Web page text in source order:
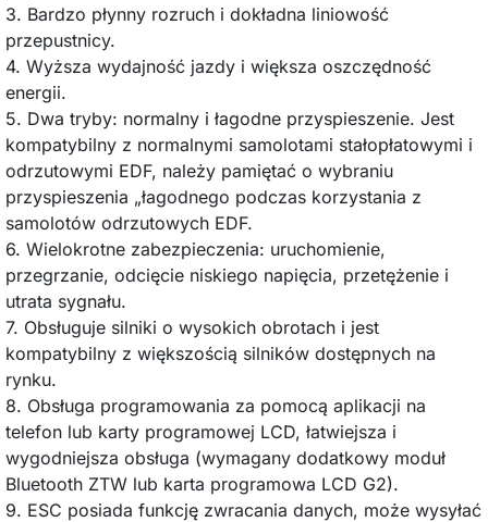
3. Bardzo płynny rozruch i dokładna liniowość
przepustnicy.
4. Wyższa wydajność jazdy i większa oszczędność
energii.
5. Dwa tryby: normalny i łagodne przyspieszenie. Jest
kompatybilny z normalnymi samolotami stałopłatowymi i
odrzutowymi EDF, należy pamiętać o wybraniu
przyspieszenia „łagodnego podczas korzystania z
samolotów odrzutowych EDF.
6. Wielokrotne zabezpieczenia: uruchomienie,
przegrzanie, odcięcie niskiego napięcia, przetężenie i
utrata sygnału.
7. Obsługuje silniki o wysokich obrotach i jest
kompatybilny z większością silników dostępnych na
rynku.
8. Obsługa programowania za pomocą aplikacji na
telefon lub karty programowej LCD, łatwiejsza i
wygodniejsza obsługa (wymagany dodatkowy moduł
Bluetooth ZTW lub karta programowa LCD G2).
9. ESC posiada funkcję zwracania danych, może wysyłać